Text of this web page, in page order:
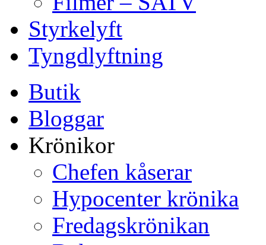
Styrkelyft
Tyngdlyftning
Butik
Bloggar
Krönikor
Chefen kåserar
Hypocenter krönika
Fredagskrönikan